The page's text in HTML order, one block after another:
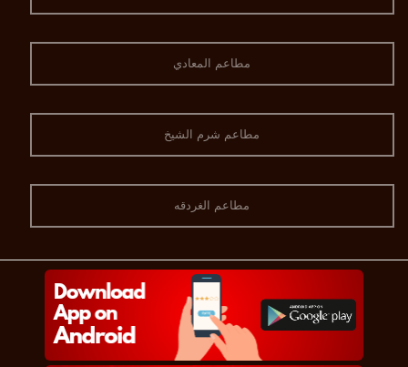
مطاعم المعادي
مطاعم شرم الشيخ
مطاعم الغردقه